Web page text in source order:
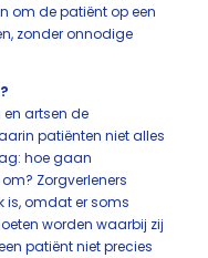
om de patiënt op een
zonder onnodige
en artsen de
patiënten niet alles
hoe gaan
Zorgverleners
is, omdat er soms
worden waarbij zij
patiënt niet precies